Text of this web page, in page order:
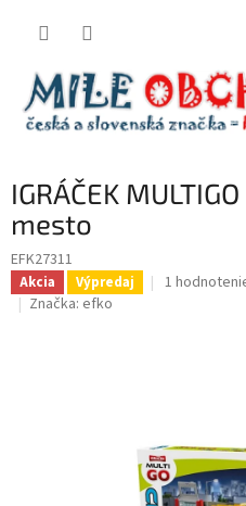
IGRÁČEK
mesto
EFK27311
Akcia Výpredaj
Priemerné
1
Značka: efko